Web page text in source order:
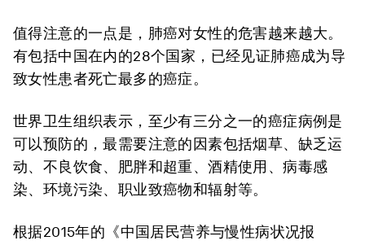
值得注意的一点是，肺癌对女性的危害越来越大。
有包括中国在内的28个国家，已经见证肺癌成为导
致女性患者死亡最多的癌症。
世界卫生组织表示，至少有三分之一的癌症病例是
可以预防的，最需要注意的因素包括烟草、缺乏运
动、不良饮食、肥胖和超重、酒精使用、病毒感
染、环境污染、职业致癌物和辐射等。
根据2015年的《中国居民营养与慢性病状况报